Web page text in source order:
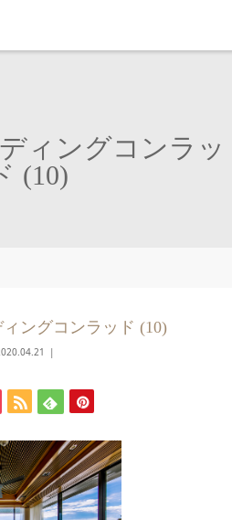
ィングコンラッ
(10)
ングコンラッド (10)